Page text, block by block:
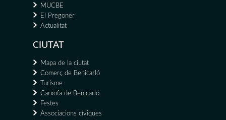
MUCBE
El Pregoner
Actualitat
CIUTAT
Mapa de la ciutat
Comerç de Benicarló
Turisme
Carxofa de Benicarló
Festes
Associacions cíviques